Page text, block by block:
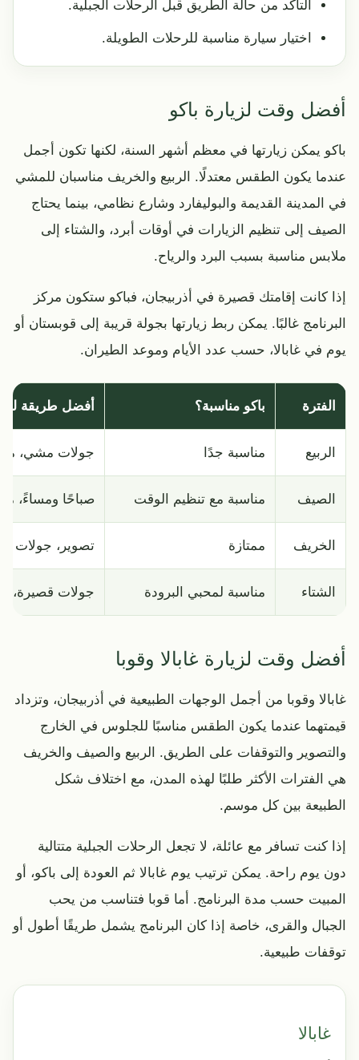
التأكد من حالة الطريق قبل الرحلات الجبلية.
اختيار سيارة مناسبة للرحلات الطويلة.
أفضل وقت لزيارة باكو
باكو يمكن زيارتها في معظم أشهر السنة، لكنها تكون أجمل
عندما يكون الطقس معتدلًا. الربيع والخريف مناسبان للمشي
في المدينة القديمة والبوليفارد وشارع نظامي، بينما يحتاج
الصيف إلى تنظيم الزيارات في أوقات أبرد، والشتاء إلى
ملابس مناسبة بسبب البرد والرياح.
إذا كانت إقامتك قصيرة في أذربيجان، فباكو ستكون مركز
البرنامج غالبًا. يمكن ربط زيارتها بجولة قريبة إلى قوبستان أو
يوم في غابالا، حسب عدد الأيام وموعد الطيران.
الفترة باكو مناسبة؟ أفضل طريقة
الربيع مناسبة جدًا جولات مشي،
الصيف مناسبة مع تنظيم الوقت صباحًا ومساءً،
الخريف ممتازة تصوير، جولات
الشتاء مناسبة لمحبي البرودة جولات قصيرة،
أفضل وقت لزيارة غابالا وقوبا
غابالا وقوبا من أجمل الوجهات الطبيعية في أذربيجان، وتزداد
قيمتهما عندما يكون الطقس مناسبًا للجلوس في الخارج
والتصوير والتوقفات على الطريق. الربيع والصيف والخريف
هي الفترات الأكثر طلبًا لهذه المدن، مع اختلاف شكل
الطبيعة بين كل موسم.
إذا كنت تسافر مع عائلة، لا تجعل الرحلات الجبلية متتالية
دون يوم راحة. يمكن ترتيب يوم غابالا ثم العودة إلى باكو، أو
المبيت حسب مدة البرنامج. أما قوبا فتناسب من يحب
الجبال والقرى، خاصة إذا كان البرنامج يشمل طريقًا أطول أو
توقفات طبيعية.
غابالا